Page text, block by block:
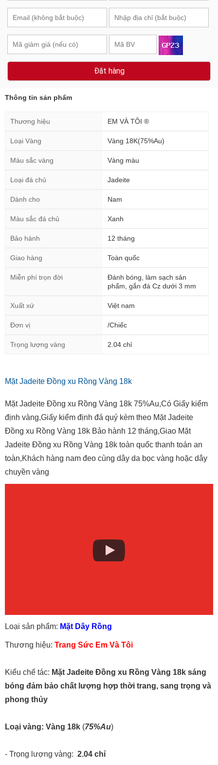
Đặt hàng
Thông tin sản phẩm
Thương hiệu EM VÀ TÔI ®
Loại Vàng Vàng 18K(75%Au)
Màu sắc vàng Vàng màu
Loại đá chủ Jadeite
Dành cho Nam
Màu sắc đá chủ Xanh
Bảo hành 12 tháng
Giao hàng Toàn quốc
Miễn phí trọn đời
Đánh bóng, làm sạch sản
phẩm, gắn đá Cz dưới 3 mm
Xuất xứ Việt nam
Đơn vị /Chiếc
Trọng lượng vàng 2.04 chỉ
Mặt Jadeite Đồng xu Rồng Vàng 18k
Mặt Jadeite Đồng xu Rồng Vàng 18k 75%Au,Có Giấy kiểm
định vàng,Giấy kiểm định đá quý kèm theo Mặt Jadeite
Đồng xu Rồng Vàng 18k Bảo hành 12 tháng,Giao Mặt
Jadeite Đồng xu Rồng Vàng 18k toàn quốc thanh toán an
toàn,Khách hàng nam đeo cùng dây da bọc vàng hoặc dây
chuyền vàng
Loại sản phẩm: Mặt Dây Rồng
Thương hiệu: Trang Sức Em Và Tôi
Kiểu chế tác: Mặt Jadeite Đồng xu Rồng Vàng 18k sáng
bóng đảm bảo chất lượng hợp thời trang, sang trọng và
phong thủy
Loại vàng: Vàng 18k (75%Au)
- Trọng lượng vàng: 2.04 chỉ